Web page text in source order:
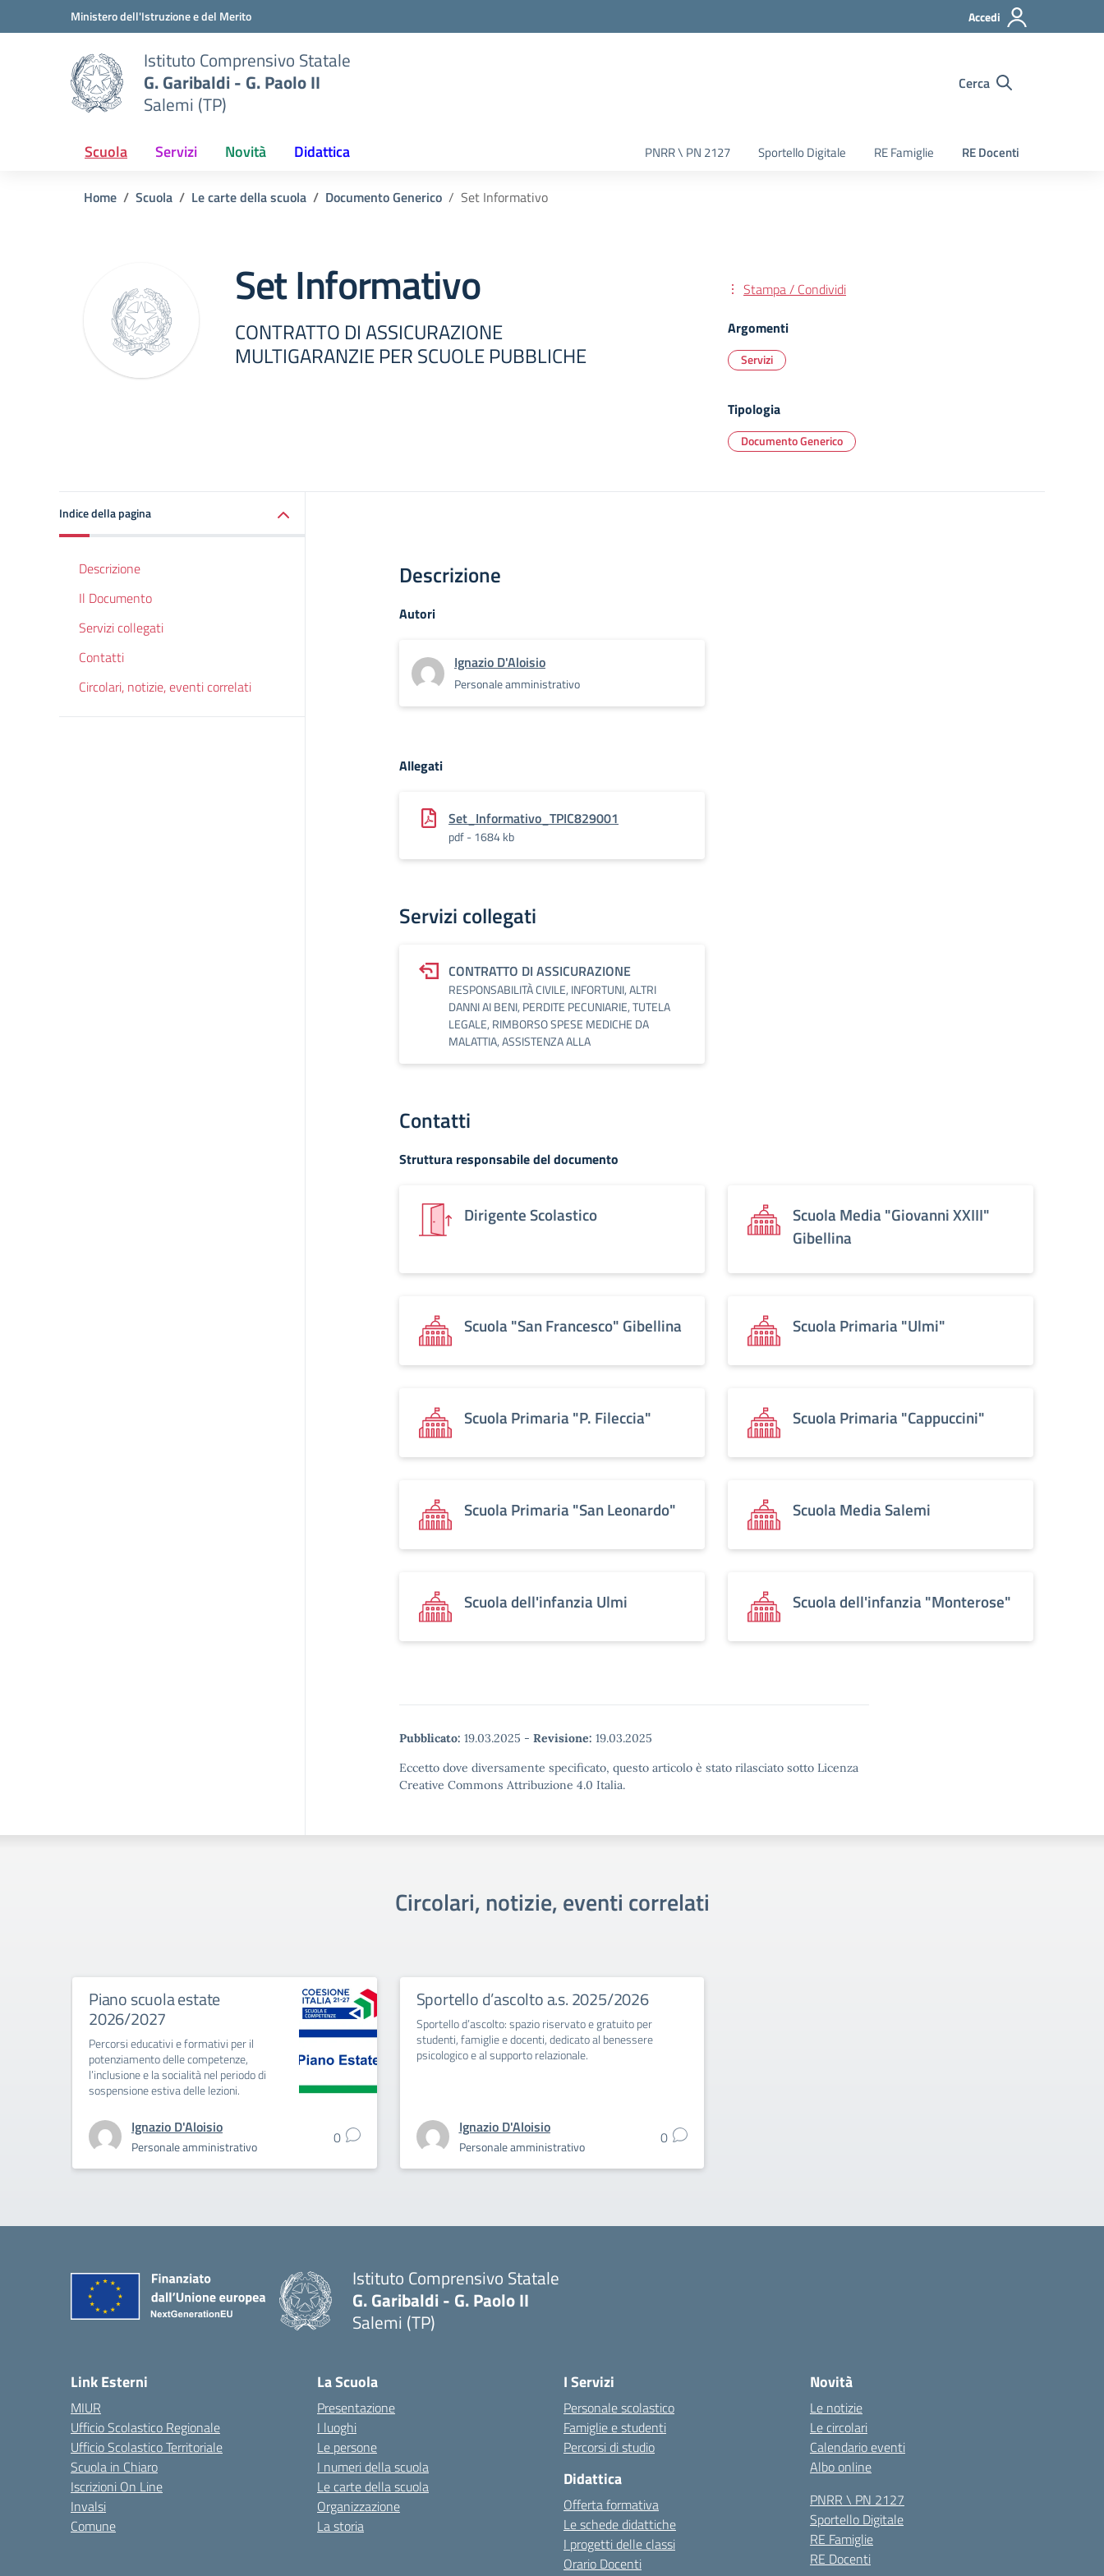
Vai ai contenuti
Vai al menu di navigazioneMinistero dell'Istruzione e del Merito Accedi
Istituto Comprensivo Statale
G. Garibaldi - G. Paolo II
Salemi (TP)
Cerca
Scuola Servizi Novità Didattica PNRR \ PN 2127 Sportello Digitale RE Famiglie RE Docenti
Home Scuola Le carte della scuola Documento Generico Set Informativo
Set Informativo
CONTRATTO DI ASSICURAZIONE
MULTIGARANZIE PER SCUOLE PUBBLICHE
Stampa / Condividi
Argomenti
Servizi
Tipologia
Documento Generico
Indice della pagina
Descrizione
Il Documento
Servizi collegati
Contatti
Circolari, notizie, eventi correlati
Descrizione
Autori
Ignazio D'Aloisio
Personale amministrativo
Allegati
Set_Informativo_TPIC829001
pdf - 1684 kb
Servizi collegati
CONTRATTO DI ASSICURAZIONE
RESPONSABILITÀ CIVILE, INFORTUNI, ALTRI
DANNI AI BENI, PERDITE PECUNIARIE, TUTELA
LEGALE, RIMBORSO SPESE MEDICHE DA
MALATTIA, ASSISTENZA ALLA
Contatti
Struttura responsabile del documento
Dirigente Scolastico
Scuola Media "Giovanni XXIII"
Gibellina
Scuola "San Francesco" Gibellina Scuola Primaria "Ulmi"
Scuola Primaria "P. Fileccia" Scuola Primaria "Cappuccini"
Scuola Primaria "San Leonardo" Scuola Media Salemi
Scuola dell'infanzia Ulmi Scuola dell'infanzia "Monterose"
Pubblicato: 19.03.2025 - Revisione: 19.03.2025
Eccetto dove diversamente specificato, questo articolo è stato rilasciato sotto Licenza
Creative Commons Attribuzione 4.0 Italia.
Circolari, notizie, eventi correlati
Piano scuola estate
2026/2027
Percorsi educativi e formativi per il
potenziamento delle competenze,
l’inclusione e la socialità nel periodo di
sospensione estiva delle lezioni.
Ignazio D'Aloisio
Personale amministrativo 0
Sportello d’ascolto a.s. 2025/2026
Sportello d’ascolto: spazio riservato e gratuito per
studenti, famiglie e docenti, dedicato al benessere
psicologico e al supporto relazionale.
Ignazio D'Aloisio
Personale amministrativo 0
Istituto Comprensivo Statale
G. Garibaldi - G. Paolo II
Salemi (TP)
Link Esterni
MIUR
Ufficio Scolastico Regionale
Ufficio Scolastico Territoriale
Scuola in Chiaro
Iscrizioni On Line
Invalsi
Comune
La Scuola
Presentazione
I luoghi
Le persone
I numeri della scuola
Le carte della scuola
Organizzazione
La storia
I Servizi
Personale scolastico
Famiglie e studenti
Percorsi di studio
Didattica
Offerta formativa
Le schede didattiche
I progetti delle classi
Orario Docenti
Novità
Le notizie
Le circolari
Calendario eventi
Albo online
PNRR \ PN 2127
Sportello Digitale
RE Famiglie
RE Docenti